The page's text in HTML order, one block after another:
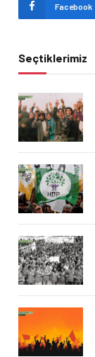
Facebook
Seçtiklerimiz